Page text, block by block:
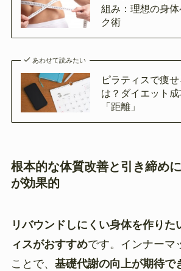
組み：理想の身
ク術
あわせて読みたい
ピラティスで痩
は？ダイエット
「距離」
根本的な体質改善と引き締め
が効果的
リバウンドしにくい身体を作りた
ィスがおすすめです。インナーマ
ことで、 基礎代謝の向上が期待で